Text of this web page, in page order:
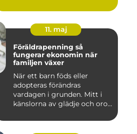
11. maj
Föräldrapenning så
fungerar ekonomin när
familjen växer
När ett barn föds eller
adopteras förändras
vardagen i grunden. Mitt i
känslorna av glädje och oro